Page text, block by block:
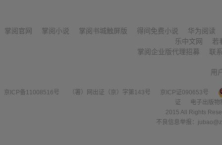
掌阅官网 掌阅小说 掌阅书城触屏版 得间免费小说
华为阅读
乐中文网
若
掌阅企业版代理招募
联
用
京ICP备11008516号 （署）网出证（京）字第143号
京ICP证090653号
证
电子出版
2015 All Rights
不良信息举报：